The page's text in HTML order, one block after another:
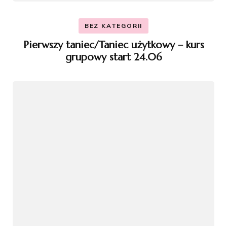
BEZ KATEGORII
Pierwszy taniec/Taniec użytkowy – kurs
grupowy start 24.06